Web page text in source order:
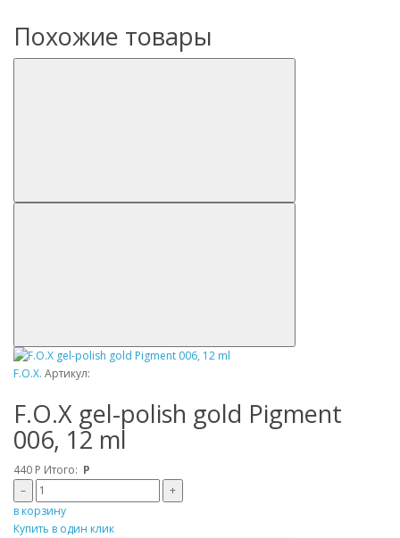
Похожие товары
F.O.X. Артикул:
F.O.X gel-polish gold Pigment
006, 12 ml
440 Р Итого: Р
–
+
в корзину
Купить в один клик